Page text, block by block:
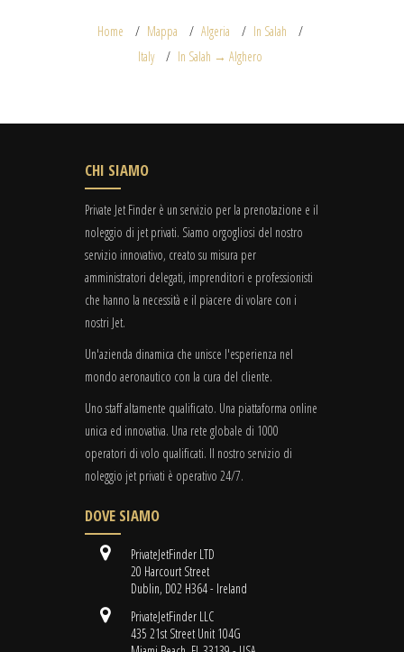
Home Mappa Algeria
In Salah
Italy
In Salah → Alghero
CHI SIAMO
Private Jet Finder è un servizio per la prenotazione e il
noleggio di jet privati. Siamo orgogliosi del nostro
servizio innovativo, creato su misura per
amministratori delegati, imprenditori e professionisti
che hanno la necessità e il piacere di volare con i
nostri Jet.
Un'azienda dinamica che unisce l'esperienza nel
mondo aeronautico con la cura del cliente.
Uno staff altamente qualificato. Una piattaforma online
unica ed innovativa. Una rete globale di 1000
operatori di volo qualificati. Il nostro servizio di
noleggio jet privati è operativo 24/7.
DOVE SIAMO
PrivateJetFinder LTD
20 Harcourt Street
Dublin, D02 H364 - Ireland
PrivateJetFinder LLC
435 21st Street Unit 104G